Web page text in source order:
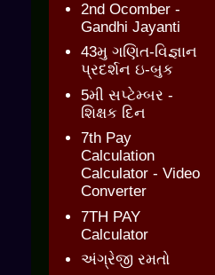
2nd Ocomber -
Gandhi Jayanti
43મુ ગણિત-વિજ્ઞાન
પ્રદર્શન ઇ-બુક
5મી સપ્ટેમ્બર -
શિક્ષક દિન
7th Pay
Calculation
Calculator - Video
Converter
7TH PAY
Calculator
અંગ્રેજી રમતો